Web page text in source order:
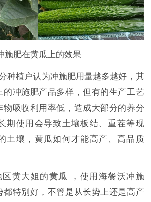
施肥在黄瓜上的效果
种植户认为冲施肥用量越多越好， 其
的冲施肥产品多样，但有的生产工艺
物吸收利用率低 ，造成大部分的养分
期使用会导致土壤板结、重茬等现
土壤，黄瓜如何才能高产、高品质
区黄大姐 的黄瓜 ， 使用 海餐沃冲施
都特别好，不管是从长势上还是高产